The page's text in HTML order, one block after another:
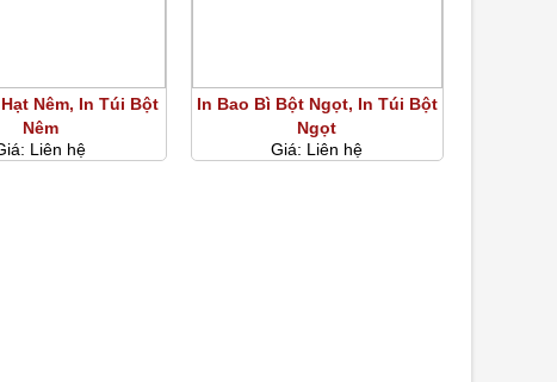
Nêm, In Túi Bột
Nêm
Liên hệ
In Bao Bì Bột Ngọt, In Túi Bột
Ngọt
Giá: Liên hệ